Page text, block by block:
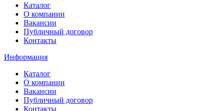
Каталог
О компании
Вакансии
Публичный договор
Контакты
Информация
Каталог
О компании
Вакансии
Публичный договор
Контакты